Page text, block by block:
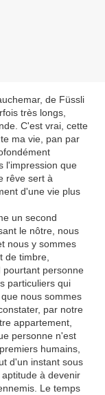
de Füssli
très longs,
C'est vrai, cette
ma vie, pan par
l'impression que
rêve sert à
d'une vie plus
un second
le nôtre, nous
nous y sommes
de timbre,
pourtant personne
particuliers qui
nous sommes
par notre
appartement,
personne n'est
humains,
d'un instant sous
à devenir
Le temps